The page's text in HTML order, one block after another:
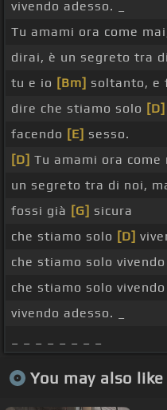
vivendo adesso. _
Tu amami ora come
dirai, è un segreto tra
tu e io [Bm] soltanto, e
dire che stiamo solo [D]
facendo [E] sesso.
[D] Tu amami ora come
un segreto tra di noi,
fossi già [G] sicura
che stiamo solo [D]
che stiamo solo
che stiamo solo
vivendo adesso. _
You may also